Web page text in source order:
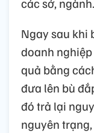
Ngay sau khi
doanh
quả bằng
đưa lên bù
đó trả lại
nguyên